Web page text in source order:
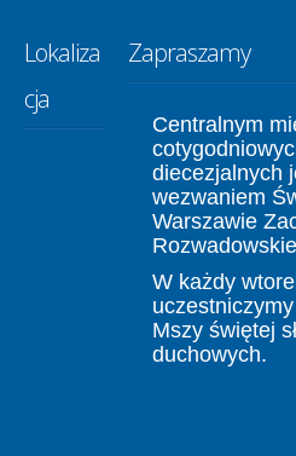
Lokaliza
cja
Zapraszamy
Centralnym
diecezjalnych
wezwaniem
Warszawie
W każdy
Mszy świętej
duchowych.